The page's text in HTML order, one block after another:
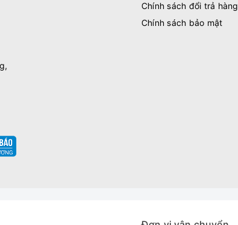
Chính sách đổi trả hàng
Chính sách bảo mật